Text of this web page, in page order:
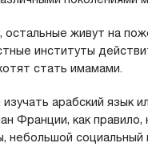
остальные живут на
институты
стать имамами.
арабский язык
Франции, как
небольшой